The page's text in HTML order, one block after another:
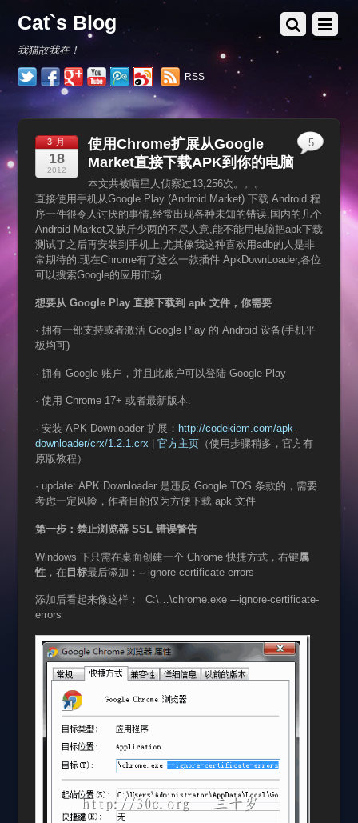
Cat`s Blog
我猫故我在！
RSS
3 月
18
2012
使用Chrome扩展从Google
Market直接下载APK到你的电脑
本文共被喵星人侦察过13,256次。。。
直接使用手机从Google Play (Android Market) 下载 Android 程
序一件很令人讨厌的事情,经常出现各种未知的错误.国内的几个
Android Market又缺斤少两的不尽人意,能不能用电脑把apk下载
测试了之后再安装到手机上,尤其像我这种喜欢用adb的人是非
常期待的.现在Chrome有了这么一款插件 ApkDownLoader,各位
可以搜索Google的应用市场.
想要从 Google Play 直接下载到 apk 文件，你需要
· 拥有一部支持或者激活 Google Play 的 Android 设备(手机平
板均可)
· 拥有 Google 账户，并且此账户可以登陆 Google Play
· 使用 Chrome 17+ 或者最新版本.
· 安装 APK Downloader 扩展： http://codekiem.com/apk-
downloader/crx/1.2.1.crx
官方主页（使用步骤稍多，官方有
原版教程）
· update: APK Downloader 是违反 Google TOS 条款的，需要
考虑一定风险，作者目的仅为方便下载 apk 文件
第一步：禁止浏览器SSL 错误警告
Windows 下只需在桌面创建一个 Chrome 快捷方式，右键属
性，在 目标最后添加： –-ignore-certificate-errors
添加后看起来像这样： C:\…\chrome.exe–-ignore-certificate-
errors
5